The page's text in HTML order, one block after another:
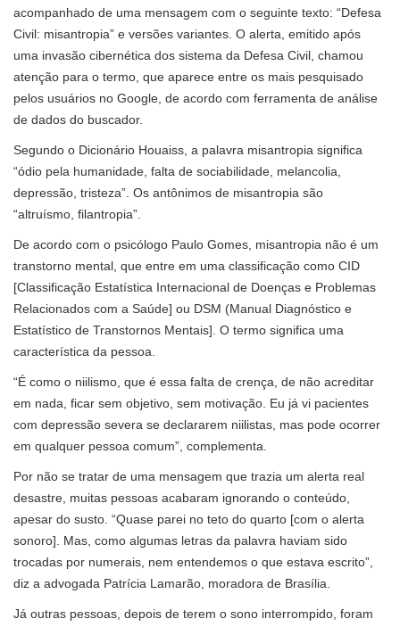
acompanhado de uma mensagem com o seguinte texto: “Defesa
Civil: misantropia” e versões variantes. O alerta, emitido após
uma invasão cibernética dos sistema da Defesa Civil, chamou
atenção para o termo, que aparece entre os mais pesquisado
pelos usuários no Google, de acordo com ferramenta de análise
de dados do buscador.
Segundo o Dicionário Houaiss, a palavra misantropia significa
“ódio pela humanidade, falta de sociabilidade, melancolia,
depressão, tristeza”. Os antônimos de misantropia são
“altruísmo, filantropia”.
De acordo com o psicólogo Paulo Gomes, misantropia não é um
transtorno mental, que entre em uma classificação como CID
[Classificação Estatística Internacional de Doenças e Problemas
Relacionados com a Saúde] ou DSM (Manual Diagnóstico e
Estatístico de Transtornos Mentais]. O termo significa uma
característica da pessoa.
“É como o niilismo, que é essa falta de crença, de não acreditar
em nada, ficar sem objetivo, sem motivação. Eu já vi pacientes
com depressão severa se declararem niilistas, mas pode ocorrer
em qualquer pessoa comum”, complementa.
Por não se tratar de uma mensagem que trazia um alerta real
desastre, muitas pessoas acabaram ignorando o conteúdo,
apesar do susto. “Quase parei no teto do quarto [com o alerta
sonoro]. Mas, como algumas letras da palavra haviam sido
trocadas por numerais, nem entendemos o que estava escrito”,
diz a advogada Patrícia Lamarão, moradora de Brasília.
Já outras pessoas, depois de terem o sono interrompido, foram